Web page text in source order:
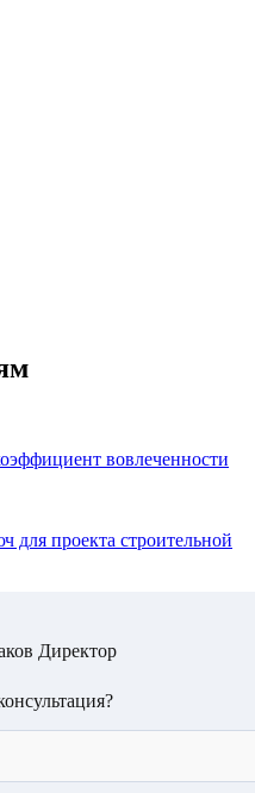
вовлеченности
для проекта строительной
Директор